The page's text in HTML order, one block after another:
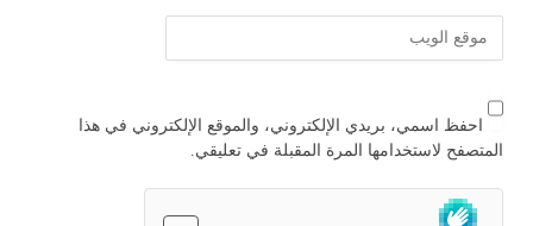
احفظ اسمي، بريدي الإلكتروني، والموقع الإلكتروني في هذا
المتصفح لاستخدامها المرة المقبلة في تعليقي.